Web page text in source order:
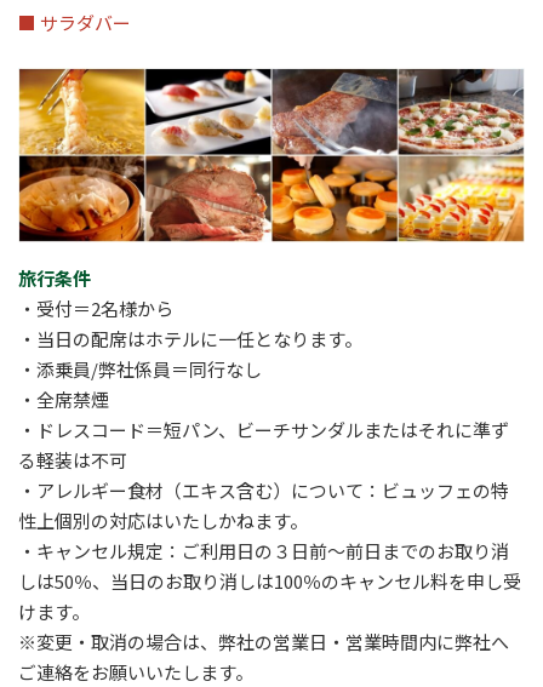
■ サラダバー
旅行条件
・受付＝2名様から
・当日の配席はホテルに一任となります。
・添乗員/弊社係員＝同行なし
・全席禁煙
・ドレスコード＝短パン、ビーチサンダルまたはそれに準ず
る軽装は不可
・アレルギー食材（エキス含む）について：ビュッフェの特
性上個別の対応はいたしかねます。
・キャンセル規定：ご利用日の３日前～前日までのお取り消
しは50％、当日のお取り消しは100％のキャンセル料を申し受
けます。
※変更・取消の場合は、弊社の営業日・営業時間内に弊社へ
ご連絡をお願いいたします。